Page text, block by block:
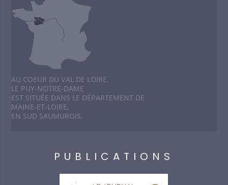
AU COEUR DU VAL DE LOIRE,
LE PUY-NOTRE-DAME
EST SITUÉE DANS LE DÉPARTEMENT DE
MAINE-ET-LOIRE,
EN SUD SAUMUROIS.
PUBLICATIONS